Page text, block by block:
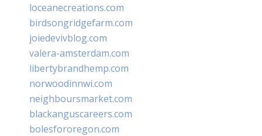
loceanecreations.com
birdsongridgefarm.com
joiedevivblog.com
valera-amsterdam.com
libertybrandhemp.com
norwoodinnwi.com
neighboursmarket.com
blackanguscareers.com
bolesfororegon.com